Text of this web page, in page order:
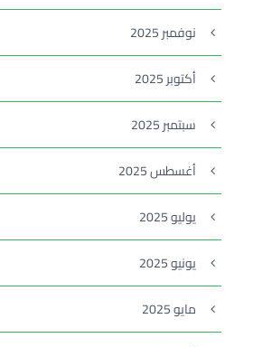
نوفمبر 2025
أكتوبر 2025
سبتمبر 2025
أغسطس 2025
يوليو 2025
يونيو 2025
مايو 2025